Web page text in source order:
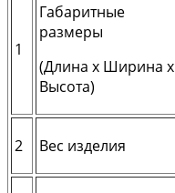
1
Габаритные
размеры
(Длина х Ширина х
Высота)
2 Вес изделия